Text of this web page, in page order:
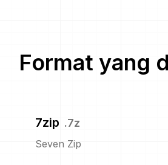
Format yang
7zip .7z
Seven Zip